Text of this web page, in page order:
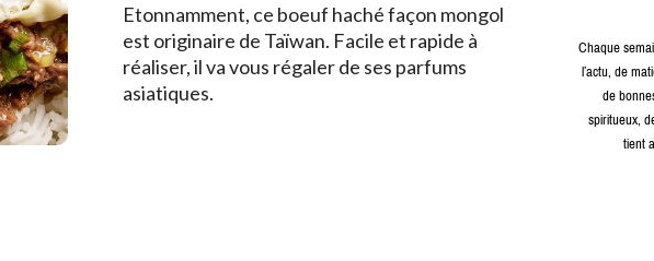
Etonnamment, ce boeuf haché façon mongol
est originaire de Taïwan. Facile et rapide à
réaliser, il va vous régaler de ses parfums
asiatiques.
Chaque
l’actu, de
de
spiritueux,
tient